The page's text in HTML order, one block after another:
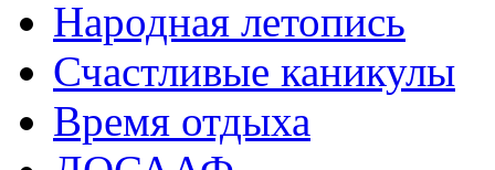
Народная летопись
Счастливые каникулы
Время отдыха